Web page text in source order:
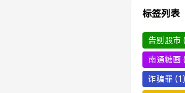
标签列表
告别股市
南通糖画
诈骗罪 (1)